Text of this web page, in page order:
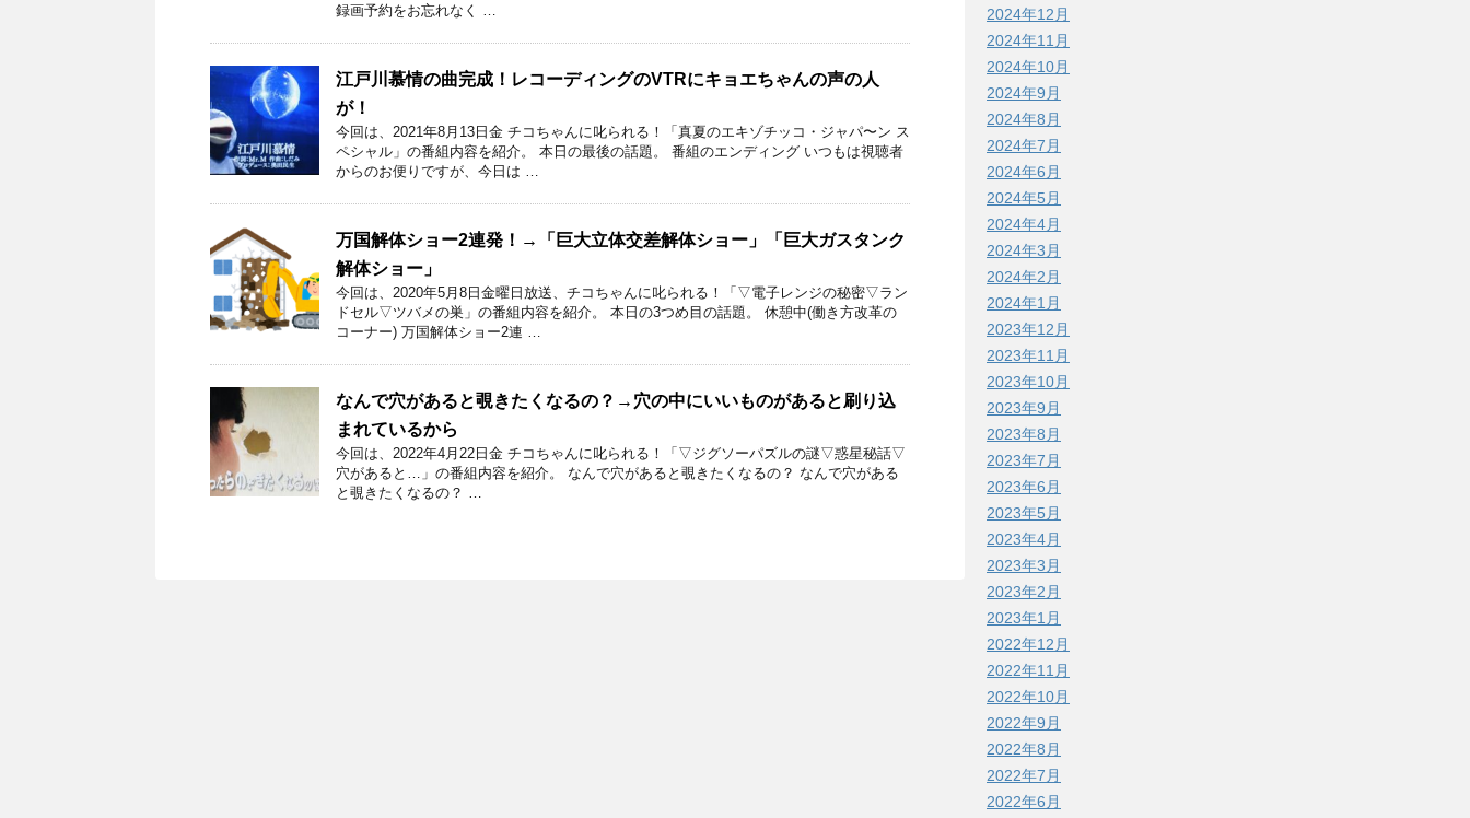
録画予約をお忘れなく …
江戸川慕情の曲完成！レコーディングのVTRにキョエちゃんの声の人
が！
今回は、2021年8月13日金 チコちゃんに叱られる！「真夏のエキゾチッコ・ジャパ〜ン ス
ペシャル」の番組内容を紹介。 本日の最後の話題。 番組のエンディング いつもは視聴者
からのお便りですが、今日は …
万国解体ショー2連発！→「巨大立体交差解体ショー」「巨大ガスタンク
解体ショー」
今回は、2020年5月8日金曜日放送、チコちゃんに叱られる！「▽電子レンジの秘密▽ラン
ドセル▽ツバメの巣」の番組内容を紹介。 本日の3つめ目の話題。 休憩中(働き方改革の
コーナー) 万国解体ショー2連 …
なんで穴があると覗きたくなるの？→穴の中にいいものがあると刷り込
まれているから
今回は、2022年4月22日金 チコちゃんに叱られる！「▽ジグソーパズルの謎▽惑星秘話▽
穴があると…」の番組内容を紹介。 なんで穴があると覗きたくなるの？ なんで穴がある
と覗きたくなるの？ …
2024年12月
2024年11月
2024年10月
2024年9月
2024年8月
2024年7月
2024年6月
2024年5月
2024年4月
2024年3月
2024年2月
2024年1月
2023年12月
2023年11月
2023年10月
2023年9月
2023年8月
2023年7月
2023年6月
2023年5月
2023年4月
2023年3月
2023年2月
2023年1月
2022年12月
2022年11月
2022年10月
2022年9月
2022年8月
2022年7月
2022年6月